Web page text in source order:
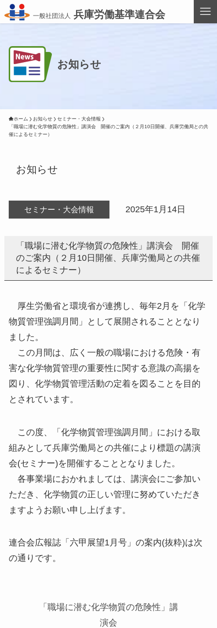
一般社団法人 兵庫労働基準連合会
お知らせ
ホーム お知らせ
セミナー・大会情報
「職場に潜む化学物質の危険性」講演会　開催のご案内（２月10日開催、兵庫労働局との共
催によるセミナー）
お知らせ
セミナー・大会情報 2025年1月14日
「職場に潜む化学物質の危険性」講演会 開催
のご案内（２月10日開催、兵庫労働局との共催
によるセミナー）
厚生労働省と環境省が連携し、毎年2月を「化学
物質管理強調月間」として展開されることとなり
ました。
この月間は、広く一般の職場における危険・有
害な化学物質管理の重要性に関する意識の高揚を
図り、化学物質管理活動の定着を図ることを目的
とされています。
この度、「化学物質管理強調月間」における取
組みとして兵庫労働局との共催により標題の講演
会(セミナー)を開催することとなりました。
各事業場におかれましては、講演会にご参加い
ただき、化学物質の正しい管理に努めていただき
ますようお願い申し上げます。
連合会広報誌「六甲展望1月号」の案内(抜粋)は次
の通りです。
「職場に潜む化学物質の危険性」講
演会